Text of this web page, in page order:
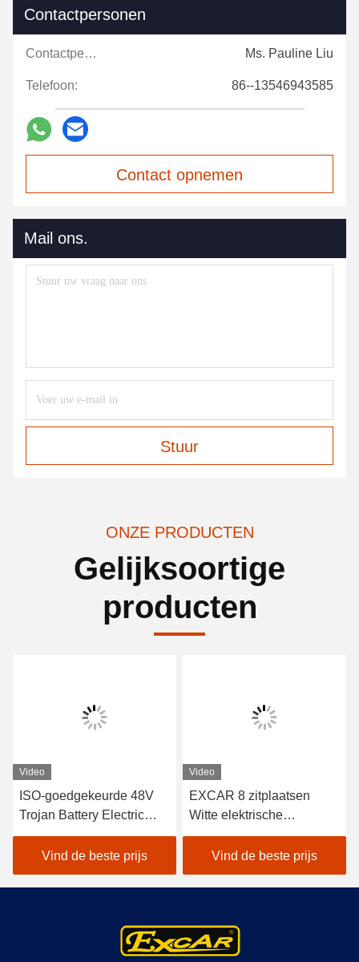
Contactpersonen
Contactpersonen: Ms. Pauline Liu
Telefoon: 86--13546943585
Contact opnemen
Mail ons.
Stuur
ONZE PRODUCTEN
Gelijksoortige
producten
Video
ISO-goedgekeurde 48V
Trojan Battery Electric
Sightseeing Passenger
Car met Curtis Controller
voor energiezuinige
werking in buiten
Vind de beste prijs
Video
EXCAR 8 zitplaatsen
Witte elektrische
toeristische bus met een
17AH-oplader, geschikt
voor stads- en
resortgebieden
Vind de beste prijs